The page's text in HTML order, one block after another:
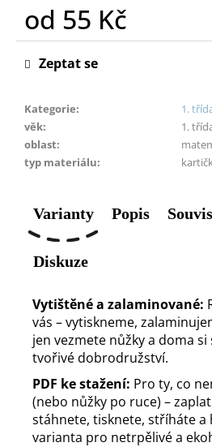
od 55 Kč
Měrná
cena:
Kategorie:
1.
věk:
1.
oblast:
typ materiálu:
Zeptat se
Varianty Popis
Diskuze
Vytištěné a zalaminované:
vás – vytiskneme,
jen vezmete nůžky a doma
tvořivé dobrodružství.
PDF ke stažení: Pro ty, co
(nebo nůžky po ruce) –
stáhnete, tisknete, stříháte a
varianta pro netrpělivé a